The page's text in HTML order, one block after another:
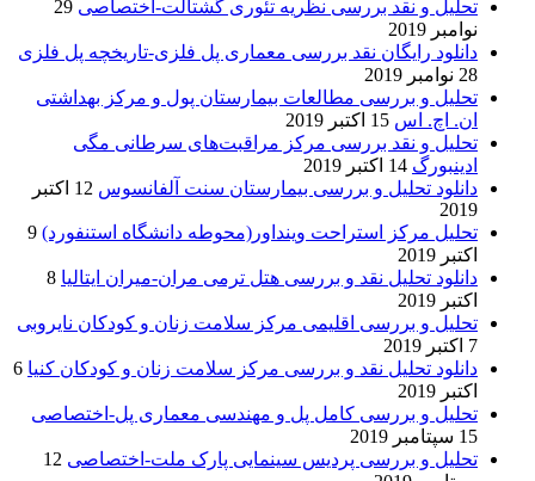
تحلیل و نقد بررسی نظریه تئوری گشتالت-اختصاصی 29
نوامبر 2019
دانلود رایگان نقد بررسی معماری پل فلزی-تاریخچه پل فلزی
28 نوامبر 2019
تحلیل و بررسی مطالعات بیمارستان پول و مرکز بهداشتی
ان. اچ. اس 15 اکتبر 2019
تحلیل و نقد بررسی مرکز مراقبت‌های سرطانی مگی
ادینبورگ 14 اکتبر 2019
دانلود تحلیل و بررسی بیمارستان سنت آلفانسوس
12 اکتبر
2019
تحلیل مرکز استراحت وینداور(محوطه دانشگاه استنفورد) 9
اکتبر 2019
دانلود تحلیل نقد و بررسی هتل ترمی مران-میران ایتالیا 8
اکتبر 2019
تحلیل و بررسی اقلیمی مرکز سلامت زنان و کودکان نایروبی
7 اکتبر 2019
دانلود تحلیل نقد و بررسی مرکز سلامت زنان و کودکان کنیا 6
اکتبر 2019
تحلیل و بررسی کامل پل و مهندسی معماری پل-اختصاصی
15 سپتامبر 2019
تحلیل و بررسی پردیس سینمایی پارک ملت-اختصاصی 12